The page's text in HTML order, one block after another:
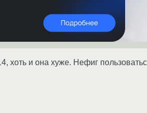
хоть и она хуже. Нефиг